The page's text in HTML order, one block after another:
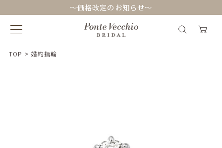
～価格改定のお知らせ～
TOP > 婚約指輪